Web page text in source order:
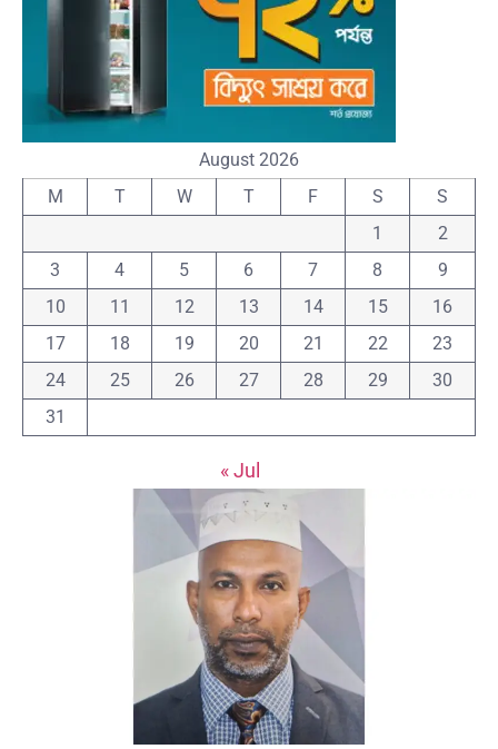
August 2026
M
T W T F S
S
1
2
3
4 5 6 7 8
9
10
11 12 13 14 15
16
17
18 19 20 21 22
23
24
25 26 27 28 29
30
31
« Jul